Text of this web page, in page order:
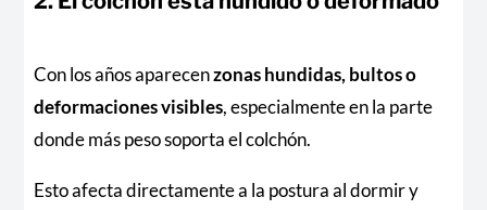
Con los años aparecenzonas hundidas, bultos o
deformaciones visibles, especialmente en la parte
donde más peso soporta el colchón.
Esto afecta directamente a la postura al dormir y